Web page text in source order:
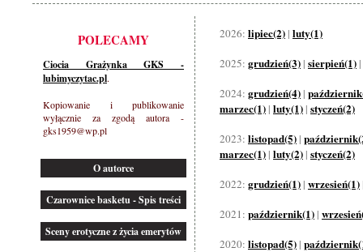
POLECAMY
Ciocia Grażynka GKS -
lubimyczytac.pl.
Kopiowanie i publikowanie
wyłącznie za zgodą autora -
gks1959@wp.pl
O autorce
Czarownice basketu - Spis treści
Sceny erotyczne z życia emerytów
2026: lipiec(2) | luty(1)
2025: grudzień(3) | sierpień(1) |
2024: grudzień(4) |
marzec(1) | luty(1) | styczeń(2)
2023: listopad(5) |
marzec(1) | luty(2) | styczeń(2)
2022: grudzień(1) | wrzesień(1)
2021: październik(1) |
2020: listopad(5) |